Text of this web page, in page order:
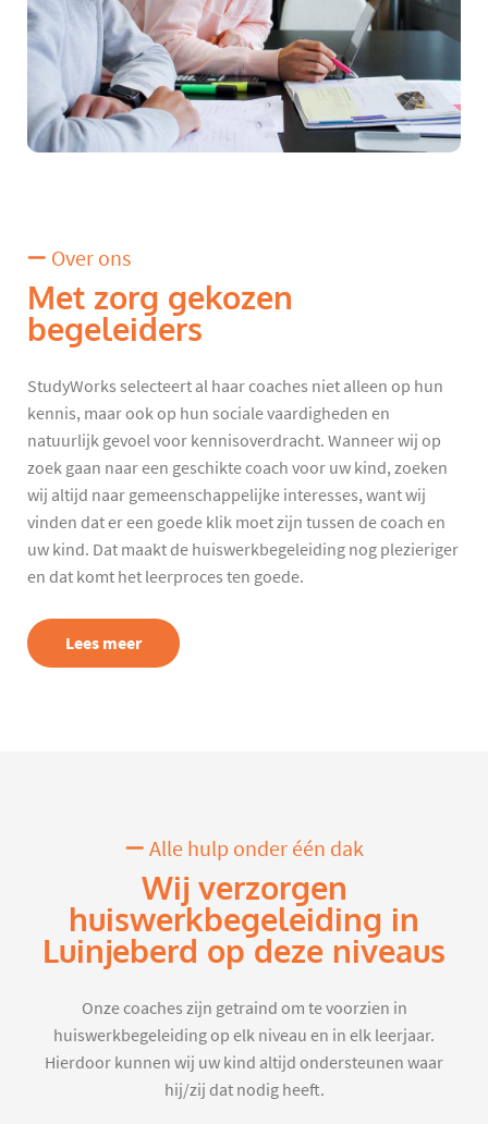
Over ons
Met zorg gekozen
begeleiders
StudyWorks selecteert al haar coaches niet alleen op hun
kennis, maar ook op hun sociale vaardigheden en
natuurlijk gevoel voor kennisoverdracht. Wanneer wij op
zoek gaan naar een geschikte coach voor uw kind, zoeken
wij altijd naar gemeenschappelijke interesses, want wij
vinden dat er een goede klik moet zijn tussen de coach en
uw kind. Dat maakt de huiswerkbegeleiding nog plezieriger
en dat komt het leerproces ten goede.
Lees meer
Alle hulp onder één dak
Wij verzorgen
huiswerkbegeleiding in
Luinjeberd op deze niveaus
Onze coaches zijn getraind om te voorzien in
huiswerkbegeleiding op elk niveau en in elk leerjaar.
Hierdoor kunnen wij uw kind altijd ondersteunen waar
hij/zij dat nodig heeft.